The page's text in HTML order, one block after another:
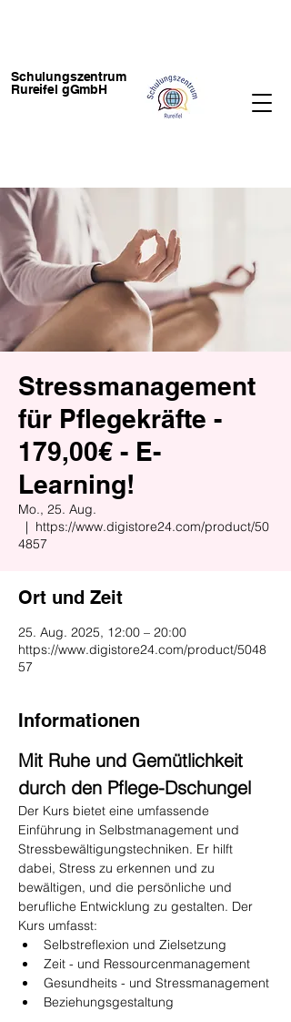
Schulungszentrum
Rureifel gGmbH
Stressmanagement
für Pflegekräfte -
179,00€ - E-
Learning!
Mo., 25. Aug.
  |
https://www.digistore24.com/product/50
4857
Ort und Zeit
25. Aug. 2025, 12:00 – 20:00
https://www.digistore24.com/product/5048
57
Informationen
Mit Ruhe und Gemütlichkeit
durch den Pflege-Dschungel
Der Kurs bietet eine umfassende
Einführung in Selbstmanagement und
Stressbewältigungstechniken. Er hilft
dabei, Stress zu erkennen und zu
bewältigen, und die persönliche und
berufliche Entwicklung zu gestalten. Der
Kurs umfasst:
Selbstreflexion und Zielsetzung
Zeit - und Ressourcenmanagement
Gesundheits - und Stressmanagement
Beziehungsgestaltung